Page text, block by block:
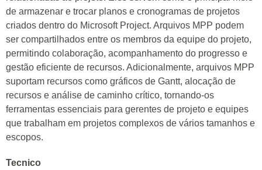
de armazenar e trocar planos e cronogramas de projetos
criados dentro do Microsoft Project. Arquivos MPP podem
ser compartilhados entre os membros da equipe do projeto,
permitindo colaboração, acompanhamento do progresso e
gestão eficiente de recursos. Adicionalmente, arquivos MPP
suportam recursos como gráficos de Gantt, alocação de
recursos e análise de caminho crítico, tornando-os
ferramentas essenciais para gerentes de projeto e equipes
que trabalham em projetos complexos de vários tamanhos e
escopos.
Tecnico